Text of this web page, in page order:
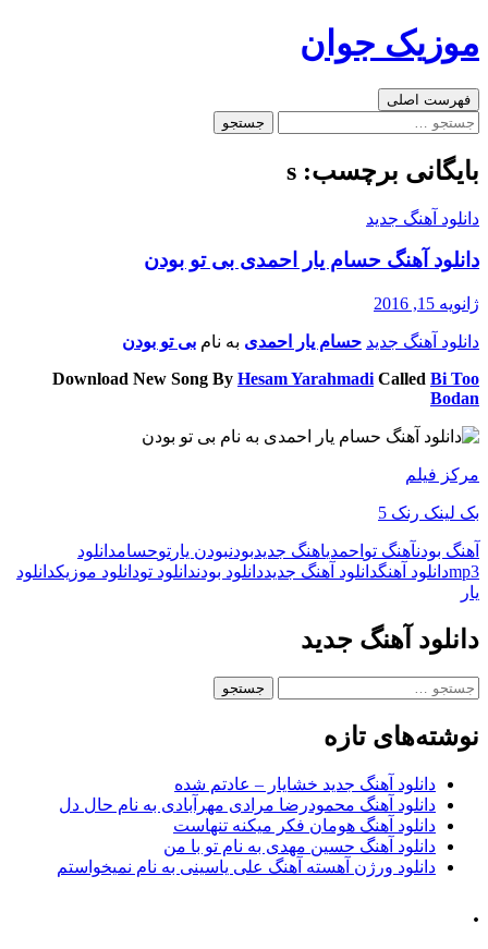
به
موزیک جوان
جست‌وجو
فهرست اصلی
جستجو
بایگانی برچسب: s
دانلود آهنگ جدید
دانلود آهنگ حسام یار احمدی بی تو بودن
ژانویه 15, 2016
دانلود آهنگ جدید حسام یار احمدی به نام بی تو بودن
Download New Song By Hesam Yarahmadi Called Bi Too
Bodan
مرکز فیلم
بک لینک رنک 5
آهنگ بودنآهنگ تو احمدیاهنگ جدیدبودنبودن یار توحسامدانلود
mp3دانلود آهنگدانلود آهنگ جدیددانلود بودندانلود تودانلود موزیکدانلود
یار
دانلود آهنگ جدید
جستجو
نوشته‌های تازه
دانلود آهنگ جدید خشایار – عادتم شده
دانلود آهنگ محمودرضا مرادی مهرآبادی به نام حال دل
دانلود آهنگ هومان فکر میکنه تنهاست
دانلود آهنگ حسین مهدی به نام تو با من
دانلود ورژن آهسته آهنگ علی یاسینی به نام نمیخواستم
.